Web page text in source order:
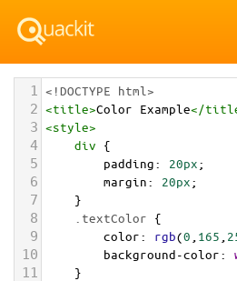
1 <!DOCTYPE html>
2 <title>Color Example</
3 <style>
4 div {
5 padding: 20px;
6 margin: 20px;
7 }
8 .textColor {
9 color: rgb(0 165
10 background-color:
11 }